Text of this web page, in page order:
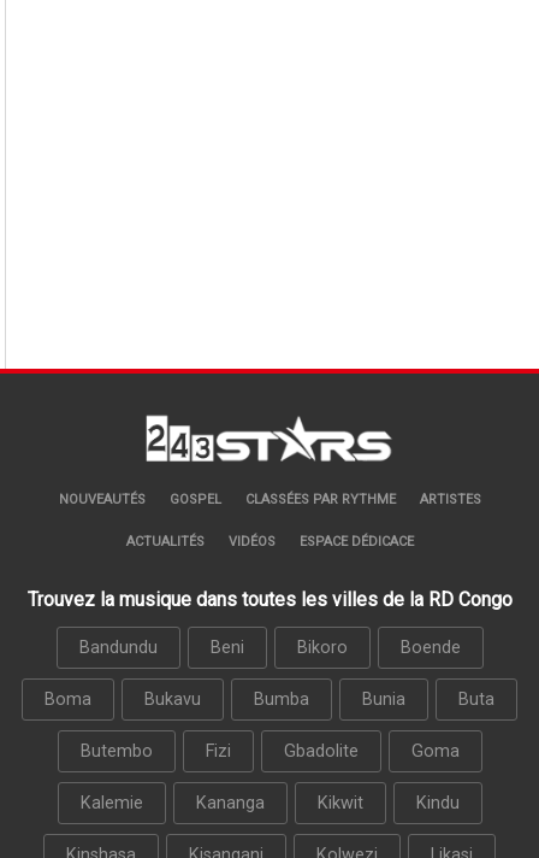
NOUVEAUTÉS GOSPEL CLASSÉES PAR RYTHME ARTISTES
ACTUALITÉS VIDÉOS ESPACE DÉDICACE
Trouvez la musique dans toutes les villes de la RD Congo
Bandundu Beni Bikoro Boende
Boma Bukavu Bumba Bunia Buta
Butembo Fizi Gbadolite Goma
Kalemie Kananga Kikwit Kindu